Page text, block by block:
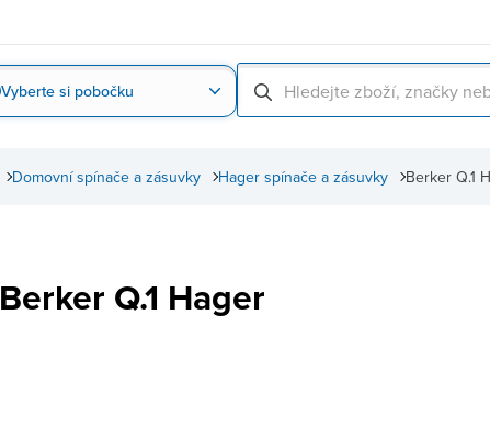
Vyberte si pobočku
Berker Q.1
Hager spínače a zásuvky
Domovní spínače a zásuvky
Berker Q.1 Hager